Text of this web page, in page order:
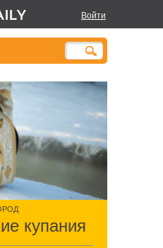
Войти
купания